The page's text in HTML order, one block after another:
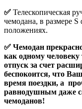
✅ Телескопическая
чемодана, в размере
положениях.
✅ Чемодан
как одному
отпуск за счет
беспокоится, что
время поездки, а
равнодушным даже
чемоданов!